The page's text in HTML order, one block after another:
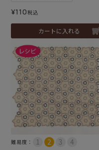
¥110税込
カートに入れる
難易度：